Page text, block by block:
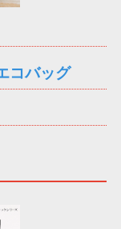
コバッグ